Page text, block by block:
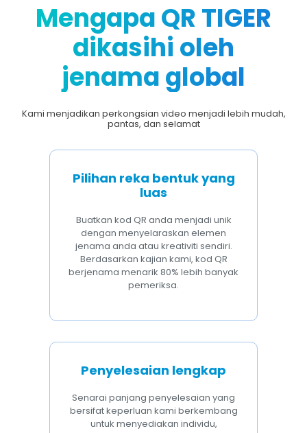
Mengapa QR TIGER
dikasihi oleh
jenama global
Kami menjadikan perkongsian video menjadi lebih mudah,
pantas, dan selamat
Pilihan reka bentuk yang
luas
Buatkan kod QR anda menjadi unik
dengan menyelaraskan elemen
jenama anda atau kreativiti sendiri.
Berdasarkan kajian kami, kod QR
berjenama menarik 80% lebih banyak
pemeriksa.
Penyelesaian lengkap
Senarai panjang penyelesaian yang
bersifat keperluan kami berkembang
untuk menyediakan individu,